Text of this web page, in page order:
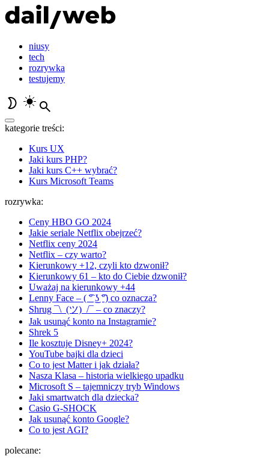
niusy
tech
rozrywka
testujemy
kategorie treści:
Kurs UX
Jaki kurs PHP?
Jaki kurs C++ wybrać?
Kurs Microsoft Teams
rozrywka:
Ceny HBO GO 2024
Jakie seriale Netflix obejrzeć?
Netflix ceny 2024
Netflix – czy warto?
Kierunkowy +12, czyli kto dzwonił?
Kierunkowy 61 – kto do Ciebie dzwonił?
Uważaj na kierunkowy +44
Lenny Face – ( ͡° ͜ʖ ͡°) co oznacza?
Shrug ¯\_(ツ)_/¯ – co znaczy?
Jak usunąć konto na Instagramie?
Shrek 5
Ile kosztuje Disney+ 2024?
YouTube bajki dla dzieci
Co to jest Matter i jak działa?
Nasza Klasa – historia wielkiego upadku
Microsoft S – tajemniczy tryb Windows
Jaki smartwatch dla dziecka?
Casio G-SHOCK
Jak usunąć konto Google?
Co to jest AGI?
polecane: